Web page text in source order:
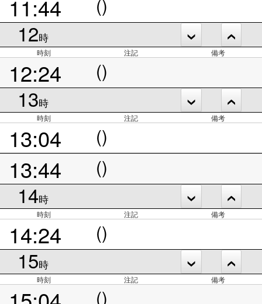
11:44
12時
時刻 注記 備考
12:24 ()
13時
時刻 注記 備考
13:04 ()
13:44 ()
14時
時刻 注記 備考
14:24 ()
15時
時刻 注記 備考
()